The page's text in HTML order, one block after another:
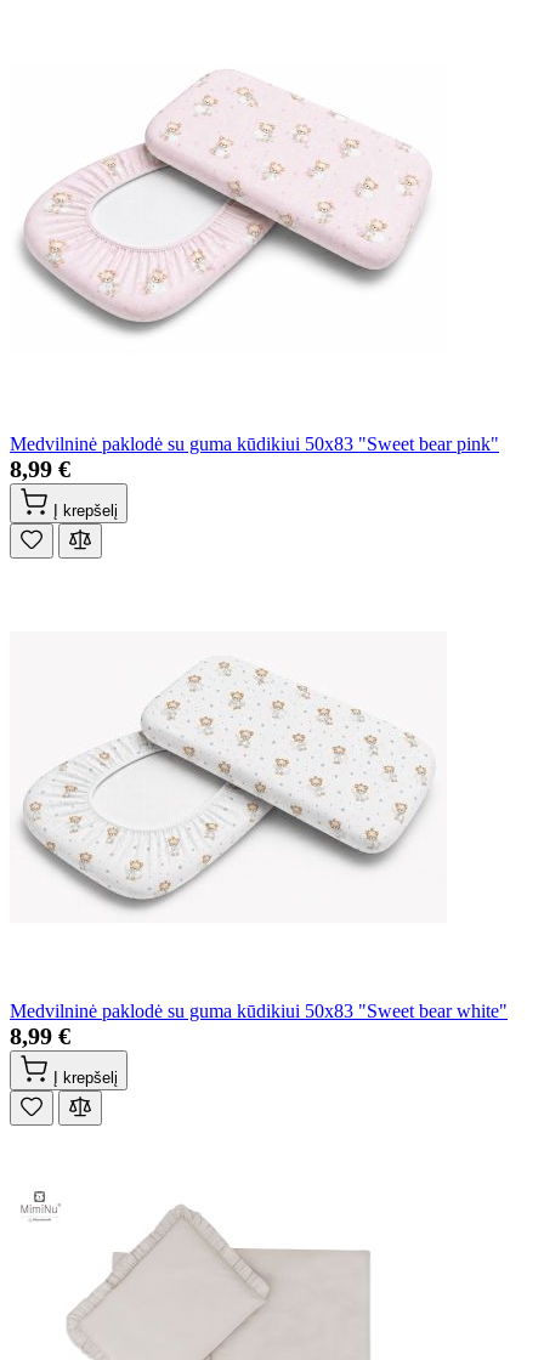
Medvilninė paklodė su guma kūdikiui 50x83 "Sweet bear pink"
8,99 €
Į krepšelį
Medvilninė paklodė su guma kūdikiui 50x83 "Sweet bear white"
8,99 €
Į krepšelį